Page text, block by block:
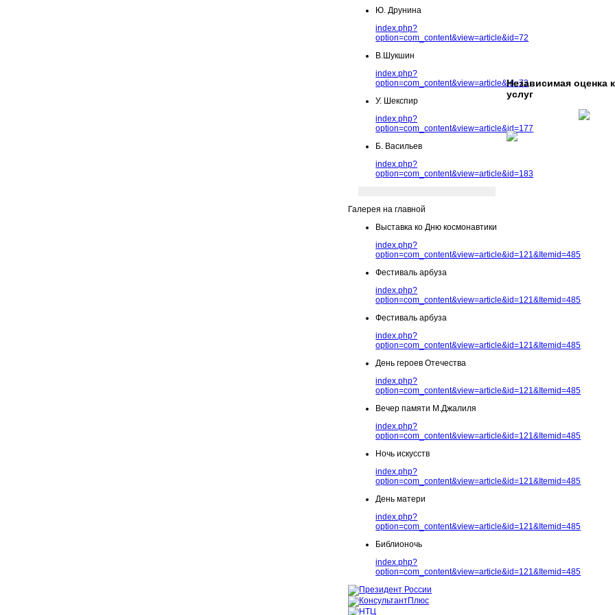
Ю. Друнина
index.php?
option=com_content&view=article&id=72
В.Шукшин
index.php?
option=com_content&view=article&id=73
У. Шекспир
index.php?
option=com_content&view=article&id=177
Б. Васильев
index.php?
option=com_content&view=article&id=183
Галерея на главной
Выставка ко Дню космонавтики
index.php?
option=com_content&view=article&id=121&Itemid=485
Фестиваль арбуза
index.php?
option=com_content&view=article&id=121&Itemid=485
Фестиваль арбуза
index.php?
option=com_content&view=article&id=121&Itemid=485
День героев Отечества
index.php?
option=com_content&view=article&id=121&Itemid=485
Вечер памяти М.Джалиля
index.php?
option=com_content&view=article&id=121&Itemid=485
Ночь искусств
index.php?
option=com_content&view=article&id=121&Itemid=485
День матери
index.php?
option=com_content&view=article&id=121&Itemid=485
Библионочь
index.php?
option=com_content&view=article&id=121&Itemid=485
Независимая оценка
услуг